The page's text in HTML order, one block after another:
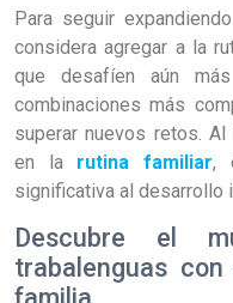
Para seguir
considera agregar a la
que desafíen aún
combinaciones más
superar nuevos retos.
en la rutina familiar,
significativa al desarrollo
Descubre el
trabalenguas